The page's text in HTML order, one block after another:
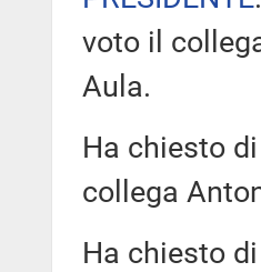
voto il
Aula.
Ha chiesto
collega
Ha chiesto